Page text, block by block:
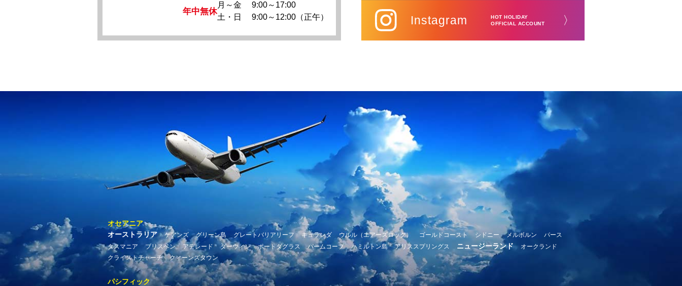
年中無休
月～金
9:00～17:00
土・日
9:00～12:00（正午） Instagram
HOT HOLIDAY
OFFICIAL ACCOUNT
〉
オセアニア
オーストラリア
ケアンズ グリーン島 グレートバリアリーフ キュランダ ウルル（エアーズロック） ゴールドコースト シドニー メルボルン
パース
タスマニア
ブリスベン アデレード ダーウィン ポートダグラス パームコーブ ハミルトン島 アリススプリングス ニュージーランド
オークランド
クライストチャーチ
クィーンズタウン
パシフィック